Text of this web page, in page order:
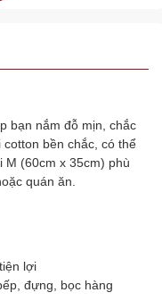
bạn nắm đỗ mịn, chắc
bền chắc, có thể
(60cm x 35cm) phù
quán ăn.
lợi
đựng, bọc hàng